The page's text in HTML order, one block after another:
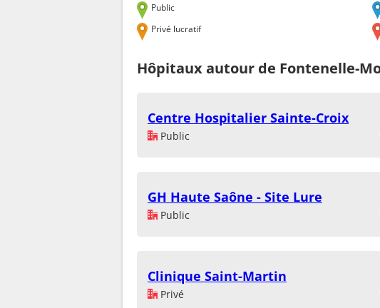
Public
Privé lucratif
Hôpitaux autour de Fontenelle-
Centre Hospitalier Sainte-Croix
Public
GH Haute Saône - Site Lure
Public
Clinique Saint-Martin
Privé